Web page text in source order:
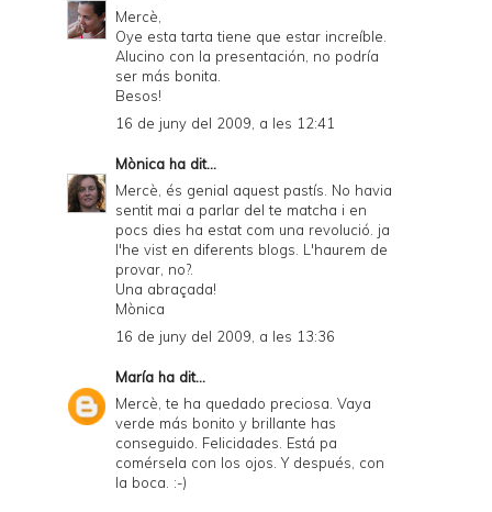
Mercè,
Oye esta tarta tiene que estar increíble.
Alucino con la presentación, no podría
ser más bonita.
Besos!
16 de juny del 2009, a les 12:41
Mònica ha dit...
Mercè, és genial aquest pastís. No havia
sentit mai a parlar del te matcha i en
pocs dies ha estat com una revolució. ja
l'he vist en diferents blogs. L'haurem de
provar, no?.
Una abraçada!
Mònica
16 de juny del 2009, a les 13:36
María ha dit...
Mercè, te ha quedado preciosa. Vaya
verde más bonito y brillante has
conseguido. Felicidades. Está pa
comérsela con los ojos. Y después, con
la boca. :-)